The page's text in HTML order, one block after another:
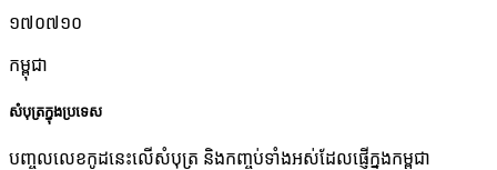
១៧០៧១០
កម្ពុជា
សំបុត្រក្នុងប្រទេស
បញ្ចូលលេខកូដនេះលើសំបុត្រ និងកញ្ចប់ទាំងអស់ដែលផ្ញើក្នុងកម្ពុជា